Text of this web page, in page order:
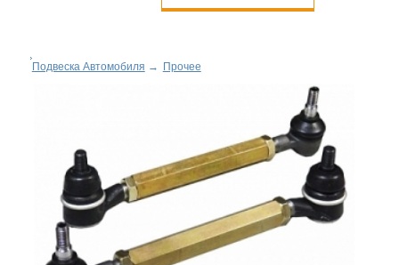
Подвеска Автомобиля → Прочее